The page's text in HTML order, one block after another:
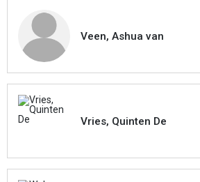
Veen, Ashua van
Vries, Quinten De